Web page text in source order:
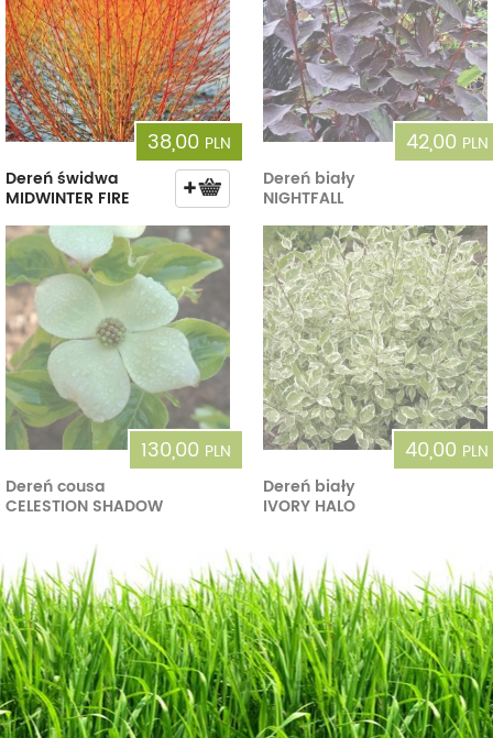
38,00 PLN
Dereń świdwa
MIDWINTER FIRE
42,00 PLN
Dereń biały
NIGHTFALL
130,00 PLN
Dereń cousa
CELESTION SHADOW
40,00 PLN
Dereń biały
IVORY HALO